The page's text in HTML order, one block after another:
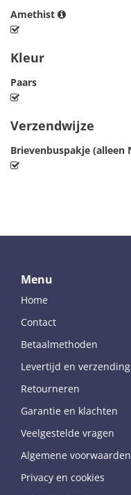
Amethist
Kleur
Paars
Verzendwijze
Brievenbuspakje (alleen
Menu
Home
Contact
Betaalmethoden
Levertijd en verzending
Retourneren
Garantie en klachten
Veelgestelde vragen
Algemene voorwaarden
Privacy en cookies